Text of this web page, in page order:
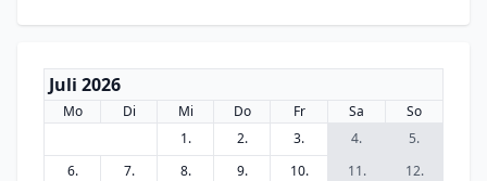
Juli 2026
Mo Di Mi Do Fr Sa
So
1.
2. 3. 4.
5.
6.
7. 8. 9. 10. 11.
12.